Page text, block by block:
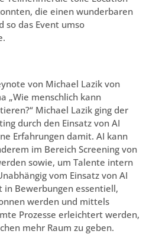
die einen wunderbaren
so das Event umso
von Michael Lazik von
„Wie menschlich kann
Michael Lazik ging der
durch den Einsatz von AI
Erfahrungen damit. AI kann
im Bereich Screening von
sowie, um Talente intern
vom Einsatz von AI
Bewerbungen essentiell,
werden und mittels
Prozesse erleichtert werden,
mehr Raum zu geben.